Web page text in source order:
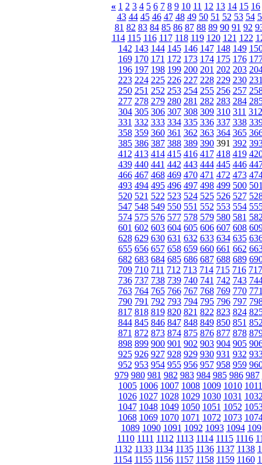
« 1 2 3 4 5 6 7 8 9 10 11 12 13 14 15 16
43 44 45 46 47 48 49 50 51 52 53 54
81 82 83 84 85 86 87 88 89 90 91 92
114 115 116 117 118 119 120 121 122
142 143 144 145 146 147 148 149
169 170 171 172 173 174 175 176
196 197 198 199 200 201 202 203
223 224 225 226 227 228 229 230
250 251 252 253 254 255 256 257
277 278 279 280 281 282 283 284
304 305 306 307 308 309 310 311 312
331 332 333 334 335 336 337 338
358 359 360 361 362 363 364 365
385 386 387 388 389 390 391 392
412 413 414 415 416 417 418 419
439 440 441 442 443 444 445 446
466 467 468 469 470 471 472 473
493 494 495 496 497 498 499 500
520 521 522 523 524 525 526 527
547 548 549 550 551 552 553 554
574 575 576 577 578 579 580 581
601 602 603 604 605 606 607 608
628 629 630 631 632 633 634 635
655 656 657 658 659 660 661 662
682 683 684 685 686 687 688 689
709 710 711 712 713 714 715 716 717
736 737 738 739 740 741 742 743
763 764 765 766 767 768 769 770
790 791 792 793 794 795 796 797
817 818 819 820 821 822 823 824
844 845 846 847 848 849 850 851
871 872 873 874 875 876 877 878
898 899 900 901 902 903 904 905
925 926 927 928 929 930 931 932
952 953 954 955 956 957 958 959
979 980 981 982 983 984 985 986 987
1005 1006 1007 1008 1009 1010 1011
1026 1027 1028 1029 1030 1031
1047 1048 1049 1050 1051 1052
1068 1069 1070 1071 1072 1073
1089 1090 1091 1092 1093 1094
1110 1111 1112 1113 1114 1115 1116
1132 1133 1134 1135 1136 1137 1138
1154 1155 1156 1157 1158 1159 1160